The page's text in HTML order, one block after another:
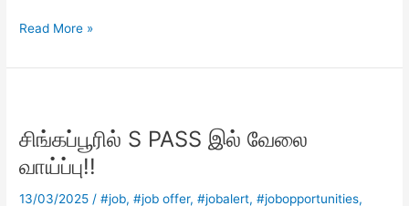
Read More »
சிங்கப்பூரில் S PASS இல் வேலை
வாய்ப்பு!!
13/03/2025/#job,#job offer,#jobalert,#jobopportunities,
PASS
வேலை
வாய்ப்பு!!